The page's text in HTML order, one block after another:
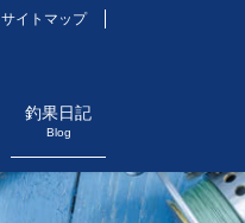
サイトマップ
釣果日記
Blog